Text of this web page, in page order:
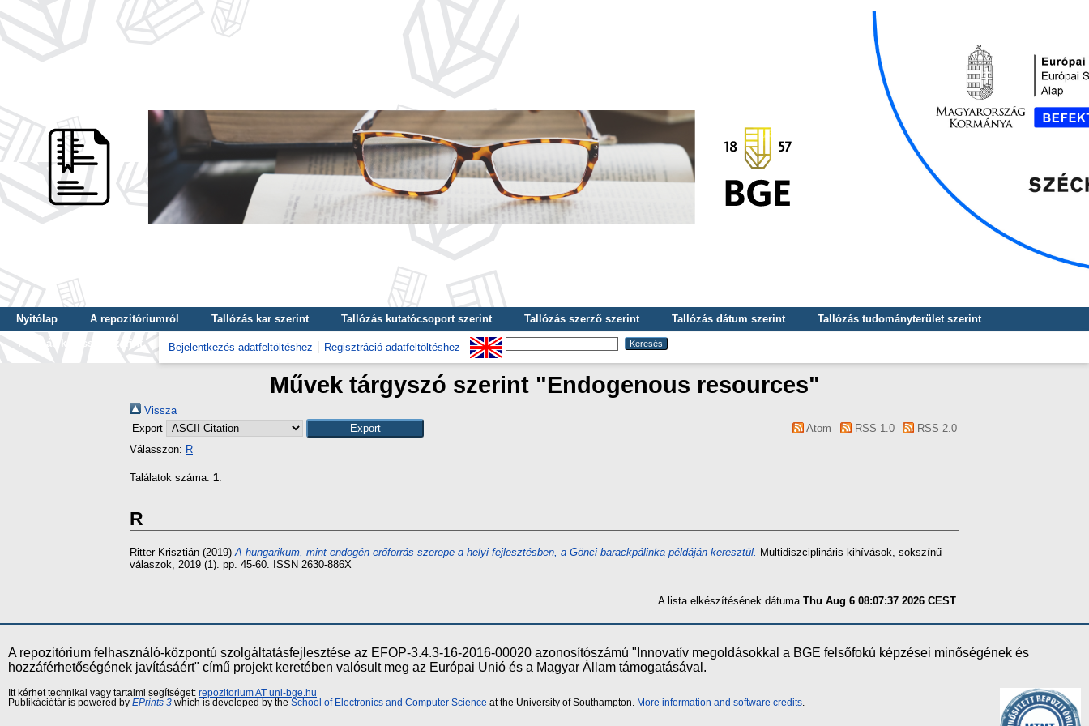
Nyitólap A repozitóriumról Tallózás kar szerint Tallózás kutatócsoport szerint Tallózás szerző szerint Tallózás dátum szerint
Tallózás tudományterület szerint
Tallózás kulcsszó szerint
Bejelentkezés adatfeltöltéshez Regisztráció adatfeltöltéshez
Művek tárgyszó szerint "Endogenous resources"
Vissza
Export
Atom RSS 1.0
RSS 2.0
Válasszon: R
Találatok száma: 1.
R
Ritter Krisztián (2019)A hungarikum, mint endogén erőforrás szerepe a helyi fejlesztésben, a Gönci barackpálinka példáján keresztül. Multidiszciplináris kihívások, sokszínű
válaszok, 2019 (1). pp. 45-60. ISSN 2630-886X
A lista elkészítésének dátuma Thu Aug 6 08:07:37 2026 CEST.
A repozitórium felhasználó-központú szolgáltatásfejlesztése az EFOP-3.4.3-16-2016-00020 azonosítószámú "Innovatív megoldásokkal a BGE felsőfokú képzései minőségének és
hozzáférhetőségének javításáért" című projekt keretében valósult meg az Európai Unió és a Magyar Állam támogatásával.
Itt kérhet technikai vagy tartalmi segítséget: repozitorium AT uni-bge.hu
Publikációtár is powered by EPrints 3 which is developed by the School of Electronics and Computer Science at the University of Southampton. More information and software credits